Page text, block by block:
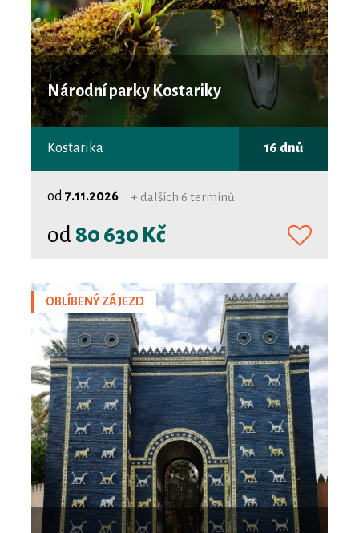
Národní parky Kostariky
Kostarika 16 dnů
od 7.11.2026 + dalších 6 termínů
od 80 630 Kč
OBLÍBENÝ ZÁJEZD